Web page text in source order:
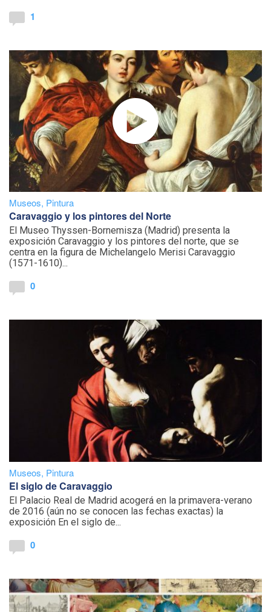
1
Museos, Pintura
Caravaggio y los pintores del Norte
El Museo Thyssen-Bornemisza (Madrid) presenta la
exposición Caravaggio y los pintores del norte, que se
centra en la figura de Michelangelo Merisi Caravaggio
(1571-1610)...
0
Museos, Pintura
El siglo de Caravaggio
El Palacio Real de Madrid acogerá en la primavera-verano
de 2016 (aún no se conocen las fechas exactas) la
exposición En el siglo de...
0